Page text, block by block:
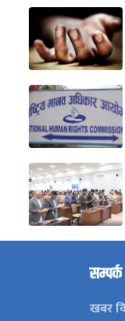
सम्पर्क
खबर